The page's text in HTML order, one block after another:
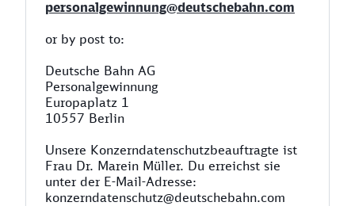
personalgewinnung@deutschebahn.com
or by post to:
Deutsche Bahn AG
Personalgewinnung
Europaplatz 1
10557 Berlin
Unsere Konzerndatenschutzbeauftragte ist
Frau Dr. Marein Müller. Du erreichst sie
unter der E-Mail-Adresse:
konzerndatenschutz@deutschebahn.com